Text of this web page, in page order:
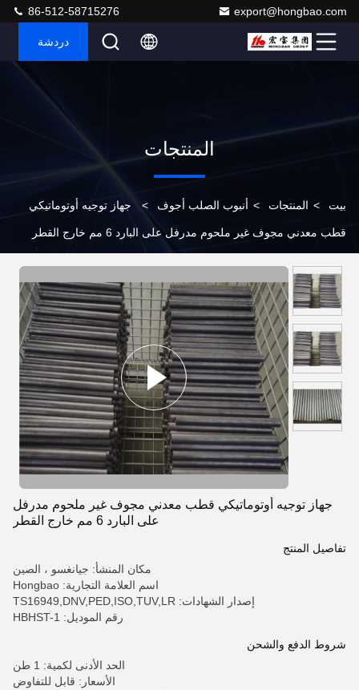
export@hongbao.com
86-512-58715276
دردشة
المنتجات
بيت > المنتجات > أنبوب الصلب أجوف > جهاز توجيه أوتوماتيكي
قطب معدني مجوف غير ملحوم مدرفل على البارد 6 مم خارج القطر
جهاز توجيه أوتوماتيكي قطب معدني مجوف غير ملحوم مدرفل
على البارد 6 مم خارج القطر
تفاصيل المنتج
مكان المنشأ: جيانغسو ، الصين
اسم العلامة التجارية: Hongbao
إصدار الشهادات: TS16949,DNV,PED,ISO,TUV,LR
رقم الموديل: HBHST-1
شروط الدفع والشحن
الحد الأدنى لكمية: 1 طن
الأسعار: قابل للتفاوض